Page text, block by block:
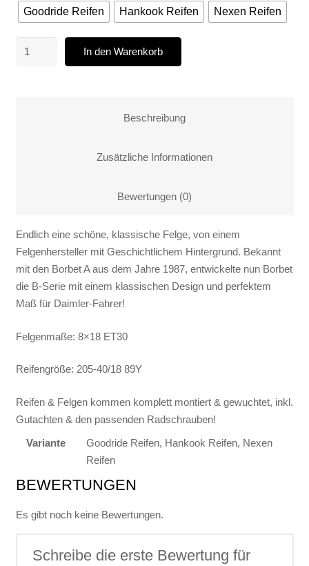
Goodride Reifen Hankook Reifen Nexen Reifen
KOMPLETTRADSATZ
5x112
-
ET30
-
inkl.
+
+
Menge
In den Warenkorb
Beschreibung
Zusätzliche Informationen
Bewertungen (0)
Endlich eine schöne, klassische Felge, von einem
Felgenhersteller mit Geschichtlichem Hintergrund. Bekannt
mit den Borbet A aus dem Jahre 1987, entwickelte nun Borbet
die B-Serie mit einem klassischen Design und perfektem
Maß für Daimler-Fahrer!
Felgenmaße: 8×18 ET30
Reifengröße: 205-40/18 89Y
Reifen & Felgen kommen komplett montiert & gewuchtet, inkl.
Gutachten & den passenden Radschrauben!
Variante
Goodride Reifen, Hankook Reifen, Nexen
Reifen
BEWERTUNGEN
Es gibt noch keine Bewertungen.
Schreibe die erste Bewertung für